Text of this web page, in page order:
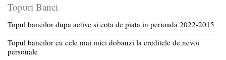
Topuri Banci
Topul bancilor dupa active si cota de piata in perioada 2022-2015
Topul bancilor cu cele mai mici dobanzi la creditele de nevoi
personale